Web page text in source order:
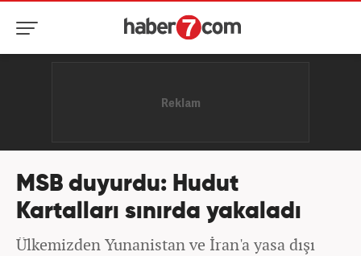
MSB duyurdu: Hudut
Kartalları sınırda yakaladı
Ülkemizden Yunanistan ve İran'a yasa dışı